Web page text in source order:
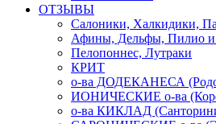
ОТЗЫВЫ
Салоники, Халкидики,
Афины, Дельфы, Пилио и
Пелопоннес, Лутраки
КРИТ
о-ва ДОДЕКАНЕСА
ИОНИЧЕСКИЕ о-ва
о-ва КИКЛАД